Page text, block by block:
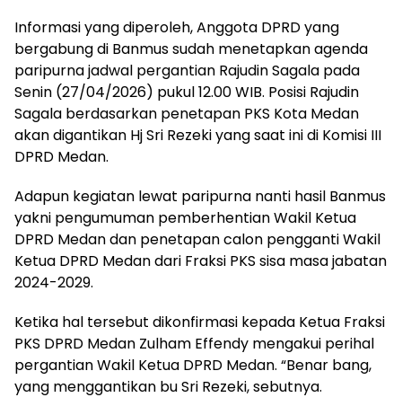
Informasi yang diperoleh, Anggota DPRD yang
bergabung di Banmus sudah menetapkan agenda
paripurna jadwal pergantian Rajudin Sagala pada
Senin (27/04/2026) pukul 12.00 WIB. Posisi Rajudin
Sagala berdasarkan penetapan PKS Kota Medan
akan digantikan Hj Sri Rezeki yang saat ini di Komisi III
DPRD Medan.
Adapun kegiatan lewat paripurna nanti hasil Banmus
yakni pengumuman pemberhentian Wakil Ketua
DPRD Medan dan penetapan calon pengganti Wakil
Ketua DPRD Medan dari Fraksi PKS sisa masa jabatan
2024-2029.
Ketika hal tersebut dikonfirmasi kepada Ketua Fraksi
PKS DPRD Medan Zulham Effendy mengakui perihal
pergantian Wakil Ketua DPRD Medan. “Benar bang,
yang menggantikan bu Sri Rezeki, sebutnya.